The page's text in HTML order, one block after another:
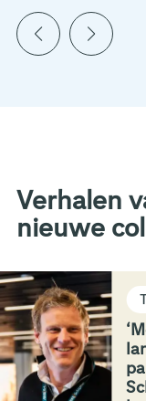
Verhalen
nieuwe
‘Met